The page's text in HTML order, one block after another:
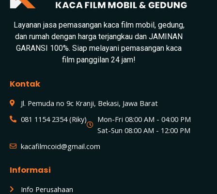
Layanan jasa pemasangan kaca film mobil, gedung,
dan rumah dengan harga terjangkau dan JAMINAN
GARANSI 100%. Siap melayani pemasangan kaca
film panggilan 24 jam!
Kontak
Jl. Pemuda no 9c Kranji, Bekasi, Jawa Barat
081 1154 2354 (Riky)
Mon-Fri 08:00 AM - 04:00 PM
Sat-Sun 08:00 AM - 12:00 PM
kacafilmcoid@gmail.com
Informasi
Info Perusahaan